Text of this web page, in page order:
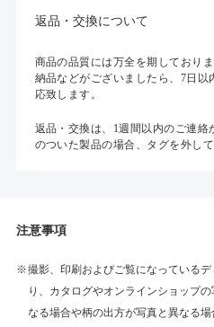
返品・交換について
商品の品質には万全を期しており
納品などがございましたら、7日
応致します。
返品・交換は、1週間以内のご連
のついた製品の場合、タグを外し
注意事項
撮影、印刷およびご覧になっている
り、カタログやオンラインショップ
なる場合や柄の出方が写真と異なる